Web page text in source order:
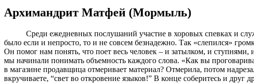
Архимандрит Матфей (Мормыль)
Среди ежедневных послушаний участие в хоровых спевках и
было если и непросто, то и не совсем безнадежно. Так «слепился»
Он помог нам понять, что поет весь человек – и затылком, и
мы начинали понимать объемность каждого слова. «Как вы
в магазине продавщица отмеривает материал? Отмерила, потом
вкручиваете, “свет во откровение языков!” В конце соберитесь и